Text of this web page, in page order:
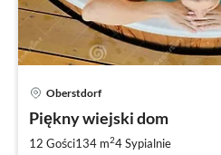
Oberstdorf
Piękny wiejski dom
12 Gości134 m24Sypialnie